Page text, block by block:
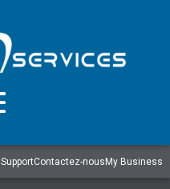
SupportContactez-nous My Business